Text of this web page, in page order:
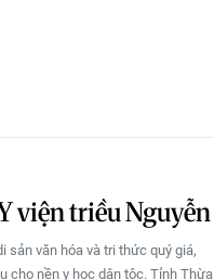
viện triều Nguyễn
sản văn hóa và tri thức quý giá,
cho nền y học dân tộc. Tỉnh Thừa